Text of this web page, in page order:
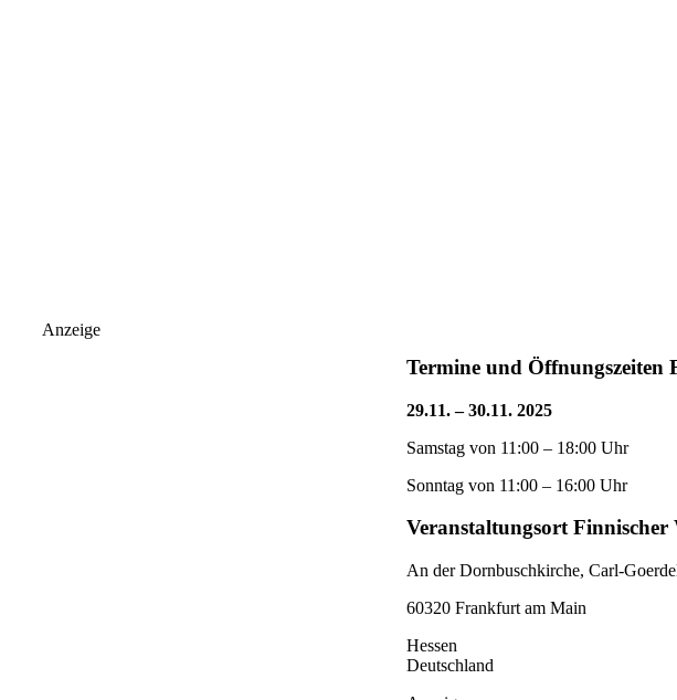
Anzeige
Termine und
29.11. – 30.11. 2025
Samstag von 11:00 – 18:00 Uhr
Sonntag von 11:00 – 16:00 Uhr
Veranstaltungsort
An der Dornbuschkirche, Carl-
60320 Frankfurt am Main
Hessen
Deutschland